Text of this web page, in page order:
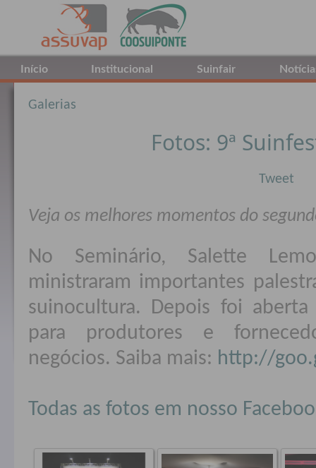
Início Institucional Suinfair
Galerias
Fotos: 9ª
Tweet
Veja os melhores momentos do
No Seminário, Salette
ministraram importantes
suinocultura. Depois foi
para produtores e
negócios. Saiba mais: http://
Todas as fotos em nosso